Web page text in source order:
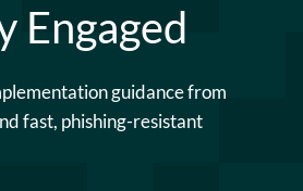
Engaged
guidance from
fast, phishing-resistant